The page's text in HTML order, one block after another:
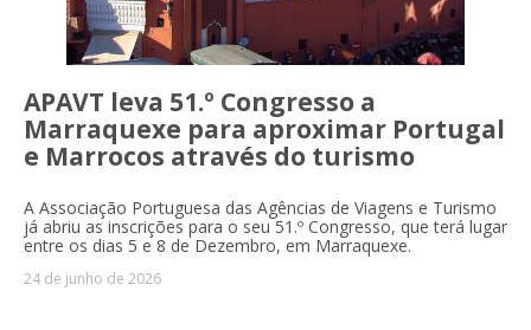
APAVT leva 51.º Congresso a
Marraquexe para aproximar Portugal
e Marrocos através do turismo
A Associação Portuguesa das Agências de Viagens e Turismo
já abriu as inscrições para o seu 51.º Congresso, que terá lugar
entre os dias 5 e 8 de Dezembro, em Marraquexe.
24 de junho de 2026